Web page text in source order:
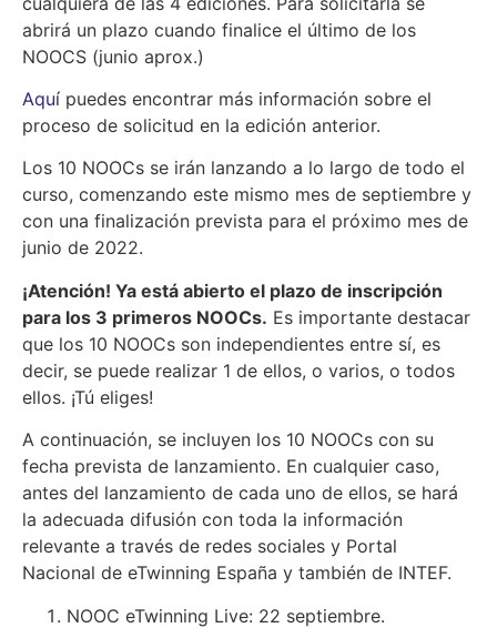
abrirá un plazo cuando finalice el último de los
NOOCS (junio aprox.)
Aquí puedes encontrar más información sobre el
proceso de solicitud en la edición anterior.
Los 10 NOOCs se irán lanzando a lo largo de todo el
curso, comenzando este mismo mes de septiembre y
con una finalización prevista para el próximo mes de
junio de 2022.
¡Atención! Ya está abierto el plazo de inscripción
para los 3 primeros NOOCs. Es importante destacar
que los 10 NOOCs son independientes entre sí, es
decir, se puede realizar 1 de ellos, o varios, o todos
ellos. ¡Tú eliges!
A continuación, se incluyen los 10 NOOCs con su
fecha prevista de lanzamiento. En cualquier caso,
antes del lanzamiento de cada uno de ellos, se hará
la adecuada difusión con toda la información
relevante a través de redes sociales y Portal
Nacional de eTwinning España y también de INTEF.
NOOC eTwinning Live: 22 septiembre.